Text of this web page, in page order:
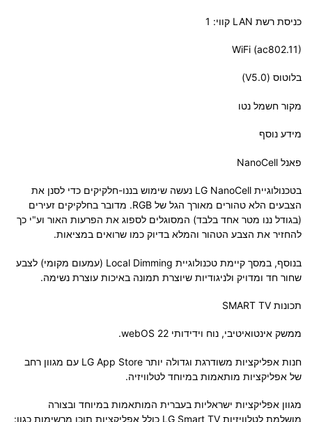
כניסת רשת LAN קווי: 1
WiFi (ac802.11)
בלוטוס (V5.0)
מקור חשמל נטו
מידע נוסף
פאנל NanoCell
בטכנולוגיית LG NanoCell נעשה שימוש בננו-חלקיקים כדי לסנן את
הצבעים הלא טהורים מאורך הגל של RGB. מדובר בחלקיקים זעירים
(בגודל ננו מטר אחד בלבד) המסוגלים לספוג את הפרעות האור וע"י כך
להחזיר את הצבע הטהור והמלא בדיוק כמו שרואים במציאות.
בנוסף, במסך קיימת טכנולוגיית Local Dimming (עמעום מקומי) לצבע
שחור חד ומדויק ולניגודיות שיוצרת תמונה באיכות עוצרת נשימה.
תכונות SMART TV
ממשק אינטואיטיבי, נוח וידידותי 22 webOS.
חנות אפליקציות משודרגת וגדולה יותר LG App Store עם מגוון רחב
של אפליקציות מותאמות במיוחד לטלוויזיה.
מגוון אפליקציות ישראליות בעברית המותאמות במיוחד ובצורה
מושלמת לטלוויזיות LG Smart TV כולל אפליקציות תוכן מרשימות כגון: